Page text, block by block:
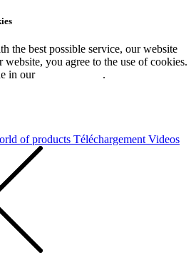
the best possible service, our website
you agree to the use of cookies.
in our
.
of products Téléchargement Videos